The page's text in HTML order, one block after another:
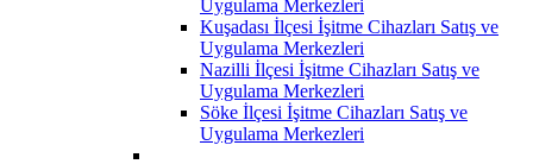
Uygulama Merkezleri
Kuşadası İlçesi İşitme Cihazları Satış ve
Uygulama Merkezleri
Nazilli İlçesi İşitme Cihazları Satış ve
Uygulama Merkezleri
Söke İlçesi İşitme Cihazları Satış ve
Uygulama Merkezleri